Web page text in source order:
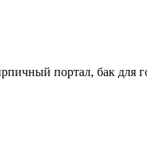
портал, бак для